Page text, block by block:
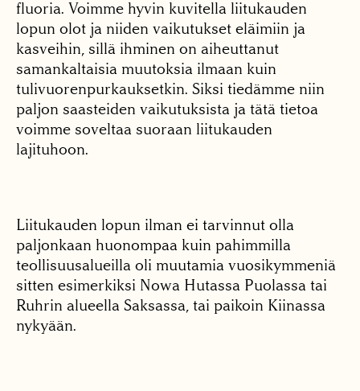
fluoria. Voimme hyvin kuvitella liitukauden
lopun olot ja niiden vaikutukset eläimiin ja
kasveihin, sillä ihminen on aiheuttanut
samankaltaisia muutoksia ilmaan kuin
tulivuorenpurkauksetkin. Siksi tiedämme niin
paljon saasteiden vaikutuksista ja tätä tietoa
voimme soveltaa suoraan liitukauden
lajituhoon.
Liitukauden lopun ilman ei tarvinnut olla
paljonkaan huonompaa kuin pahimmilla
teollisuusalueilla oli muutamia vuosikymmeniä
sitten esimerkiksi Nowa Hutassa Puolassa tai
Ruhrin alueella Saksassa, tai paikoin Kiinassa
nykyään.